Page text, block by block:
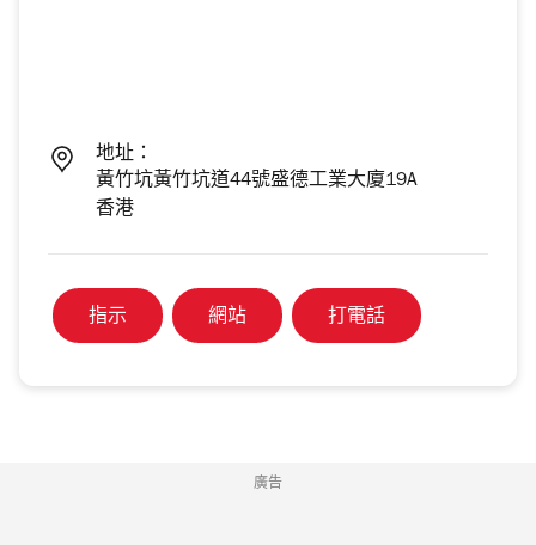
地址：
黃竹坑黃竹坑道44號盛德工業大廈19A
香港
指示 網站 打電話
廣告